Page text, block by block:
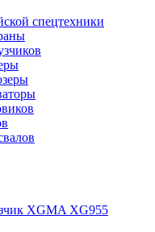
спецтехники
XGMA XG955